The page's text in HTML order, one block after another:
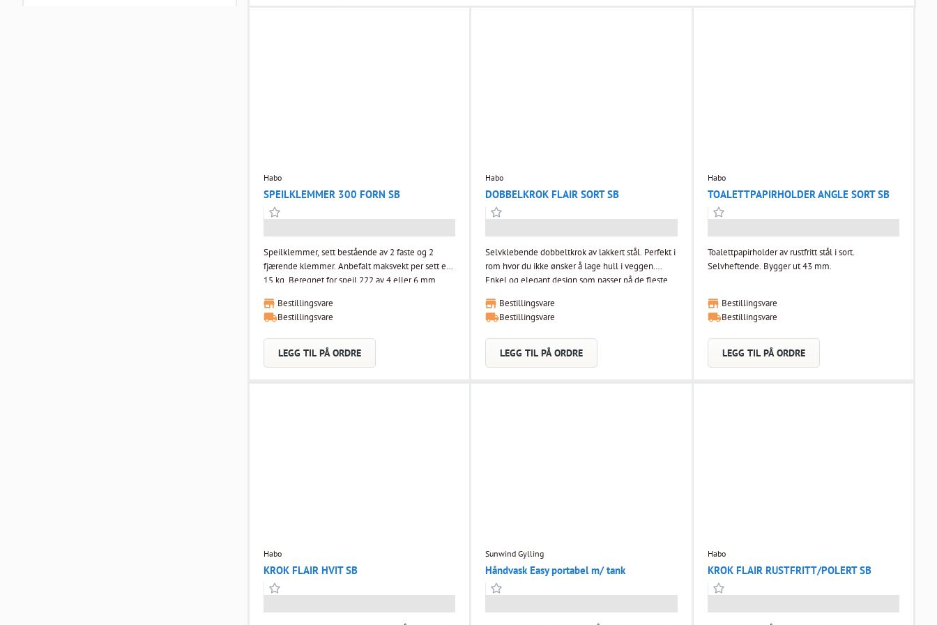
Habo
SPEILKLEMMER 300 FORN SB
Speilklemmer, sett bestående av 2 faste og 2
fjærende klemmer. Anbefalt maksvekt per sett er
15 kg. Beregnet for speil 222 av 4 eller 6 mm
2 fjærende klemmer. Anbefalt maksvekt per sett
er 15 kg. Beregnet for speil 222 av 4 eller 6 mm
glass.
Bestillingsvare
Bestillingsvare
LEGG TIL PÅ ORDRE
Habo
DOBBELKROK FLAIR SORT SB
Selvklebende dobbeltkrok av lakkert stål. Perfekt i
rom hvor du ikke ønsker å lage hull i veggen.
Enkel og elegant design som passer på de fleste
Bestillingsvare
Bestillingsvare
LEGG TIL PÅ ORDRE
Habo
TOALETTPAPIRHOLDER ANGLE SORT SB
Toalettpapirholder av rustfritt stål i sort.
Selvheftende. Bygger ut 43 mm.
Bestillingsvare
Bestillingsvare
LEGG TIL PÅ ORDRE
Habo
KROK FLAIR HVIT SB
Sunwind Gylling
Håndvask Easy portabel m/ tank
Habo
KROK FLAIR RUSTFRITT/POLERT SB